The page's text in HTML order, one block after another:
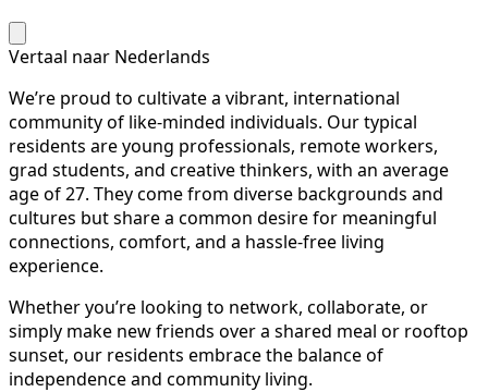
Vertaal naar Nederlands
We’re proud to cultivate a vibrant, international
community of like-minded individuals. Our typical
residents are young professionals, remote workers,
grad students, and creative thinkers, with an average
age of 27. They come from diverse backgrounds and
cultures but share a common desire for meaningful
connections, comfort, and a hassle-free living
experience.
Whether you’re looking to network, collaborate, or
simply make new friends over a shared meal or rooftop
sunset, our residents embrace the balance of
independence and community living.